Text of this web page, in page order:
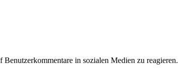
in sozialen Medien zu reagieren.